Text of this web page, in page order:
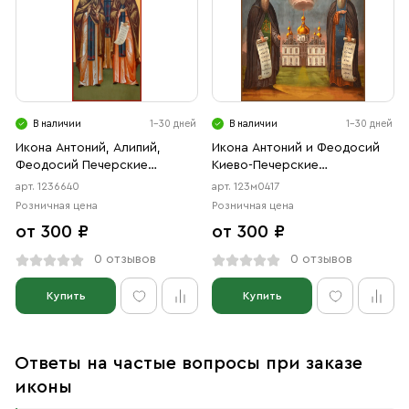
В наличии 1-30 дней
Икона Антоний, Алипий,
Феодосий Печерские
преподобные (АРТ.06640)
арт. 1236640
Розничная цена
от 300 ₽
0 отзывов
Купить
В наличии 1-30 дней
Икона Антоний и Феодосий
Киево-Печерские
преподобные (АРТ.м0417)
арт. 123м0417
Розничная цена
от 300 ₽
0 отзывов
Купить
Ответы на частые вопросы при заказе
иконы